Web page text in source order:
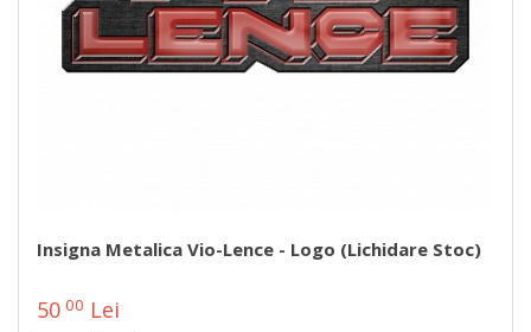
Insigna Metalica Vio-Lence - Logo (lichidare Stoc)
50 00 Lei